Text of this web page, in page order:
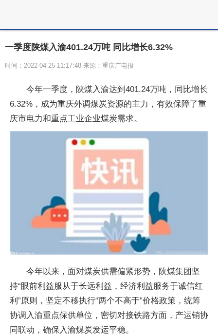
一季度陕煤入渝401.24万吨 同比增长6.32%
时间：2022-04-25 11:17:48 来源：重庆广电报
今年一季度，陕煤入渝达到401.24万吨，同比增长
6.32%，成为重庆外调煤炭资源的主力，有效保障了重
庆市电力和重点工业企业煤炭需求。
今年以来，面对煤炭供需偏紧形势，陕煤集团坚
持“眼前利益服从于长远利益，经济利益服务于诚信红
利”原则，坚定不移执行“两个不高于”价格政策，统筹
协调入渝重点保供单位，密切对接铁路方面，产运销协
同联动，确保入渝煤炭发运平稳。